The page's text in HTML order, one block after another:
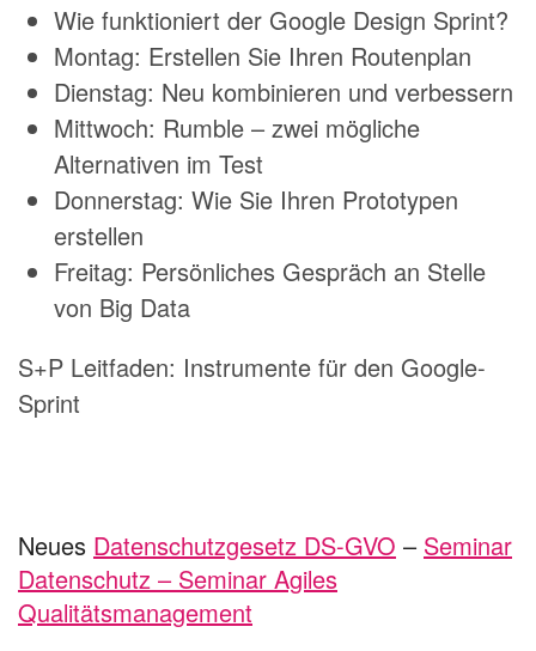
Wie funktioniert der Google Design Sprint?
Montag: Erstellen Sie Ihren Routenplan
Dienstag: Neu kombinieren und verbessern
Mittwoch: Rumble – zwei mögliche
Alternativen im Test
Donnerstag: Wie Sie Ihren Prototypen
erstellen
Freitag: Persönliches Gespräch an Stelle
von Big Data
S+P Leitfaden: Instrumente für den Google-
Sprint
Neues Datenschutzgesetz DS-GVO – Seminar
Datenschutz – Seminar Agiles
Qualitätsmanagement